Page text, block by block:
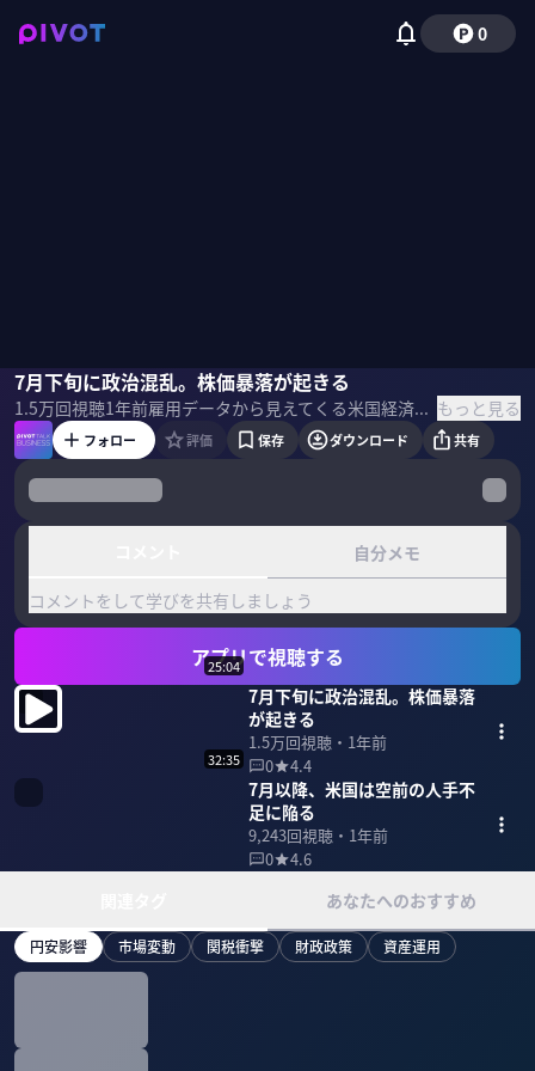
0
7月下旬に政治混乱。株価暴落が起きる
1.5万回視聴1年前 雇用データから見えてくる米国経済の変調とは何か？なぜ7月以降に大きな政治混乱と人手不足が起きる可能性が高いのか？雇用ジャーナリストの海老原嗣生氏に分析してもらった。 ＜ゲスト＞ 海老原嗣生｜雇用ジャーナリスト サッチモ代表社員。大正大学客員教授。大手メーカーを経て、リクルートエイブリック（現リクルートキャリア）入社。雑誌「Works」編集長、人材・経営誌「HRmics」編集長を経て、2008年ニッチモを立ち上げる ＜目次＞ もっと見る
海老原嗣生佐々木紀彦
フォロー 評価 保存 ダウンロード 共有
自分メモ
コメントをして学びを共有しましょう
アプリで視聴する
25:04
7月下旬に政治混乱。株価暴落
が起きる
1.5万回視聴・ 1年前
0
4.4
32:35
7月以降、米国は空前の人手不
足に陥る
9,243回視聴・ 1年前
0
4.6
あなたへのおすすめ
円安影響 市場変動 関税衝撃 財政政策 資産運用